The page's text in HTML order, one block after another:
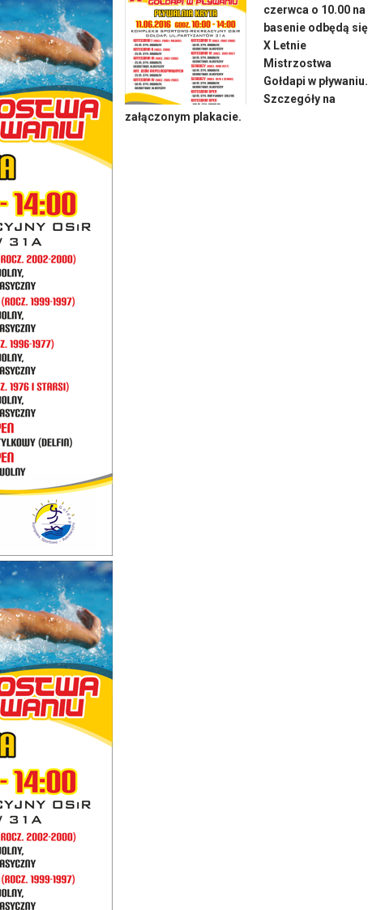
czerwca o 10.00 na
basenie odbędą się
X Letnie
Mistrzostwa
Gołdapi w pływaniu.
Szczegóły na
załączonym plakacie.